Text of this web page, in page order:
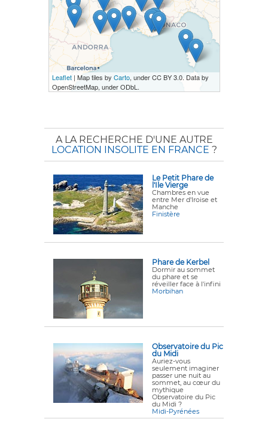
Leaflet| Map tiles by Carto, under CC BY 3.0. Data by
OpenStreetMap, under ODbL.
A LA RECHERCHE D'UNE AUTRE
LOCATION INSOLITE EN FRANCE ?
Le Petit Phare de
l'Ile Vierge
Chambres en vue
entre Mer d'Iroise et
Manche
Finistère
Phare de Kerbel
Dormir au sommet
du phare et se
réveiller face à l'infini
Morbihan
Observatoire du Pic
du Midi
Auriez-vous
seulement imaginer
passer une nuit au
sommet, au cœur du
mythique
Observatoire du Pic
du Midi ?
Midi-Pyrénées